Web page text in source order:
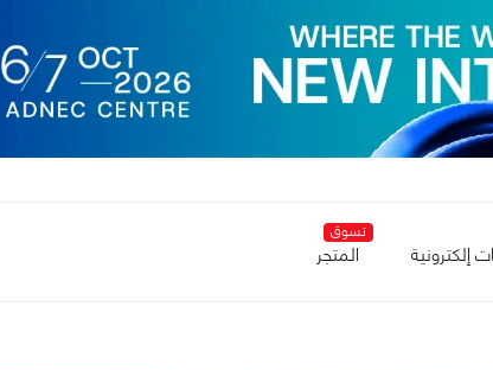
إلكترونية
تسوق
المتجر